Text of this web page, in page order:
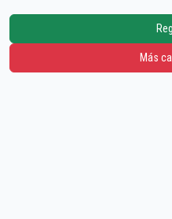
Más